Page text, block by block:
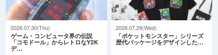
2026.07.30(Thu)
ゲーム・コンピュータ界の伝説
「コモドール」からレトロなY2K
デ…
2026.07.29(Wed)
「ポケットモンスター」シリーズ
歴代パッケージをデザインした…